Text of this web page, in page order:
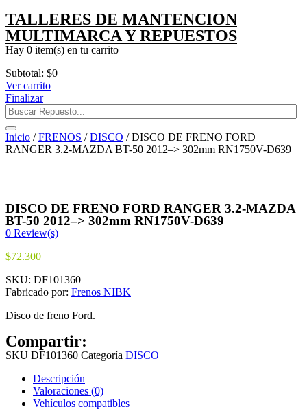
TALLERES DE MANTENCION
MULTIMARCA Y REPUESTOS
Hay 0 item(s) en tu carrito
Subtotal: $0
Ver carrito
Finalizar
Inicio /FRENOS /DISCO / DISCO DE FRENO FORD
RANGER 3.2-MAZDA BT-50 2012–> 302mm RN1750V-D639
DISCO DE FRENO FORD RANGER 3.2-MAZDA
BT-50 2012–> 302mm RN1750V-D639
0 Review(s)
$72.300
SKU: DF101360
Fabricado por: Frenos NIBK
Disco de freno Ford.
Compartir:
SKU DF101360 Categoría DISCO
Descripción
Valoraciones (0)
Vehículos compatibles